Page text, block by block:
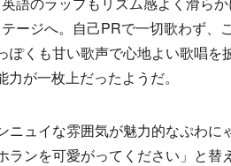
ージへ。自己PRで一切歌わず、
くも甘い歌声で心地よい歌唱を披
が一枚上だったようだ。
ュイな雰囲気が魅力的なぷわにゃ
ンを可愛がってください」と替